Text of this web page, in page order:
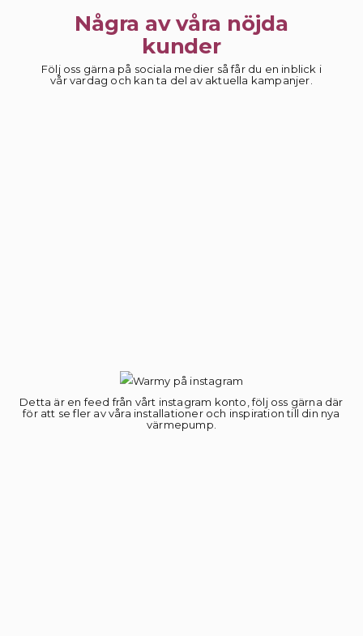
Några av våra nöjda
kunder
Följ oss gärna på sociala medier så får du en inblick i
vår vardag och kan ta del av aktuella kampanjer.
Detta är en feed från vårt instagram konto, följ oss gärna där
för att se fler av våra installationer och inspiration till din nya
värmepump.